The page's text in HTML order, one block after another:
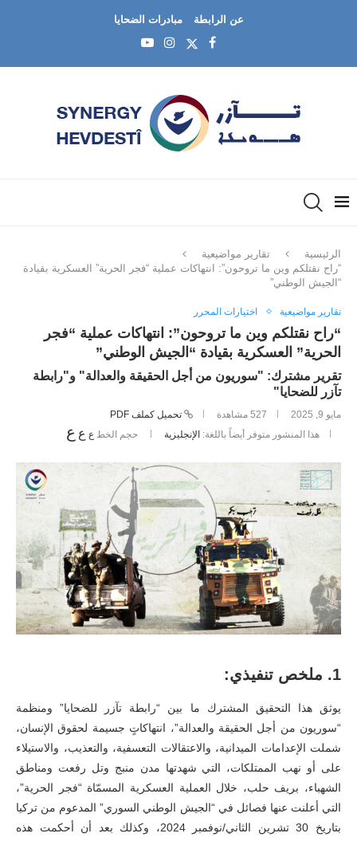
عن الرابطة مبادرات الضحايا
الرئيسية
تقارير مواضيعية
“راح نقتلكم وين ما تروحون”: انتهاكات عملية “فجر الحرية” العسكرية بقيادة
“الجيش الوطني”
تقارير مواضيعية اختيارات المحرر
“راح نقتلكم وين ما تروحون”: انتهاكات عملية “فجر
الحرية” العسكرية بقيادة “الجيش الوطني”
تقرير مشترك: "سوريون من أجل الحقيقة والعدالة" و"رابطة
تآزر للضحايا"
مايو 9, 2025 527 مشاهدة
تحميل كملف PDF
هذا المنشور متوفر أيضاً باللغة: الإنجليزية حجم الخط ع ع ع
1. ملخص تنفيذي:
يوثق هذا التحقيق المشترك ما بين “رابطة تآزر للضحايا” ومنظمة
“سوريون من أجل الحقيقة والعدالة”، انتهاكاتٍ جسيمة لحقوق الإنسان،
شملت الإعدامات الميدانية، والاعتقالات التعسفية، والتعذيب، والاستيلاء
على أو نهب الممتلكات، التي شهدتها مدن منبج وتل رفعت ومناطق
الشهباء، بريف حلب، خلال العملية العسكرية المسمّاة “فجر الحرية”،
التي أعلنت عنها فصائل في “الجيش الوطني السوري” المدعوم من تركيا
بتاريخ 30 تشرين الثاني/نوفمبر 2024، وكذلك بعد أن أحكمت هذه